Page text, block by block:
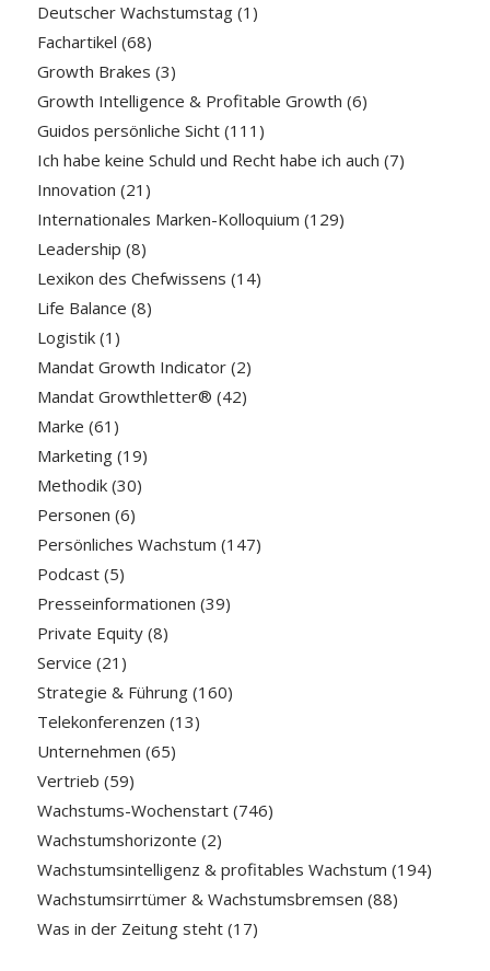
Deutscher Wachstumstag(1)
Fachartikel (68)
Growth Brakes (3)
Growth Intelligence & Profitable Growth (6)
Guidos persönliche Sicht(111)
Ich habe keine Schuld und Recht habe ich auch (7)
Innovation (21)
Internationales Marken-Kolloquium (129)
Leadership (8)
Lexikon des Chefwissens (14)
Life Balance (8)
Logistik(1)
Mandat Growth Indicator(2)
Mandat Growthletter® (42)
Marke (61)
Marketing(19)
Methodik(30)
Personen (6)
Persönliches Wachstum (147)
Podcast(5)
Presseinformationen (39)
Private Equity(8)
Service (21)
Strategie & Führung(160)
Telekonferenzen (13)
Unternehmen (65)
Vertrieb (59)
Wachstums-Wochenstart(746)
Wachstumshorizonte (2)
Wachstumsintelligenz & profitables Wachstum (194)
Wachstumsirrtümer & Wachstumsbremsen (88)
Was in der Zeitung steht(17)